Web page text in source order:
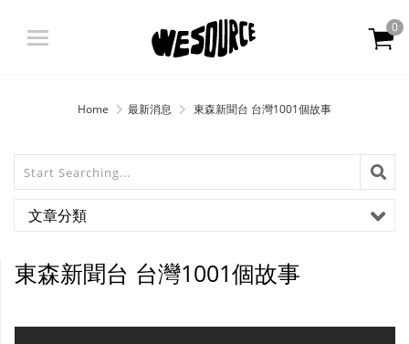
限定商品 限時優惠
最新消息
0
Home 最新消息 東森新聞台 台灣1001個故事
文章分類
東森新聞台 台灣1001個故事